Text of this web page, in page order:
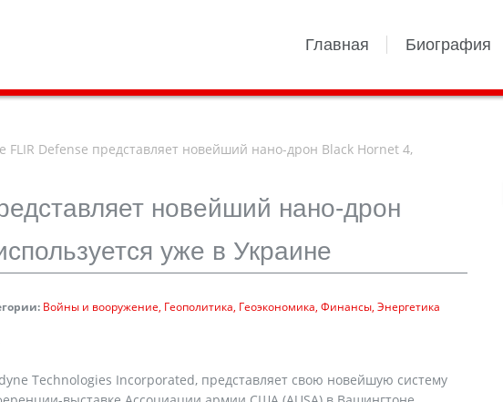
Главная Биография
FLIR Defense представляет новейший нано-дрон Black Hornet 4,
новейший нано-дрон
уже в Украине
Войны и вооружение Геополитика Геоэкономика Финансы Энергетика
Technologies Incorporated, представляет свою новейшую систему